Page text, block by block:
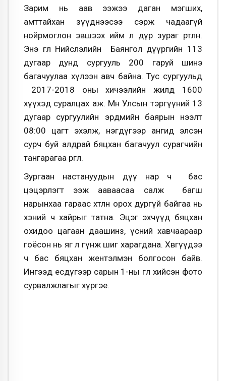
Зарим нь аав ээжээ даган мэгших,
амттайхан зүүднээсээ сэрж чадаагүй
нойрмоглон эвшээх ийм л дүр зураг өртөөлнө.
Энэ өглөө Нийслэлийн Баянгол дүүргийн 113
дугаар дунд сургууль 200 гаруй шинэ
багачуулаа хүлээн авч байна. Тус сургуульд
2017-2018 оны хичээлийн жилд 1600
хүүхэд суралцах аж. Мөн Улсын тэргүүний 13
дугаар сургуулийн эрдмийн баярын нээлт
08:00 цагт эхэлж, нэгдүгээр ангид элсэн
сурч буй алдрай бяцхан багачуул сурагчийн
тангарагаа өргөлөө.
Зургаан настануудын дүү нар ч бас
цэцэрлэгт ээж ааваасаа салж багш
нарынхаа гараас хөтлөн орох дургүй байгаа нь
хэний ч хайрыг татна. Эцэг эхчүүд бяцхан
охидоо цагаан даашинз, үсний хавчаараар
гоёсон нь яг л гүнж шиг харагдана. Хөвгүүдээ
ч бас бяцхан жентэлмэн болгосон байв.
Ингээд есдүгээр сарын 1-ны өглөө хийсэн фото
сурвалжлагыг хүргэе.